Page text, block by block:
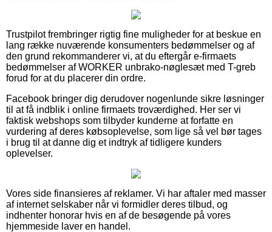
Trustpilot frembringer rigtig fine muligheder for at beskue en
lang række nuværende konsumenters bedømmelser og af
den grund rekommanderer vi, at du eftergår e-firmaets
bedømmelser af WORKER unbrako-nøglesæt med T-greb
forud for at du placerer din ordre.
Facebook bringer dig derudover nogenlunde sikre løsninger
til at få indblik i online firmaets troværdighed. Her ser vi
faktisk webshops som tilbyder kunderne at forfatte en
vurdering af deres købsoplevelse, som lige så vel bør tages
i brug til at danne dig et indtryk af tidligere kunders
oplevelser.
Vores side finansieres af reklamer. Vi har aftaler med masser
af internet selskaber når vi formidler deres tilbud, og
indhenter honorar hvis en af de besøgende på vores
hjemmeside laver en handel.